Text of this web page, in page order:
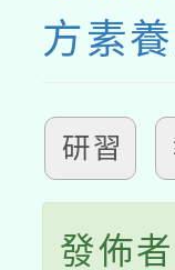
方素
研習
發佈